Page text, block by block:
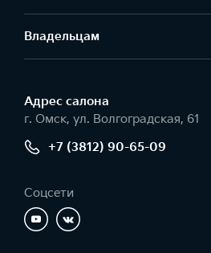
Владельцам
Адрес салонa
г. Омск, ул. Волгоградская, 61
+7 (3812) 90-65-09
Соцсети